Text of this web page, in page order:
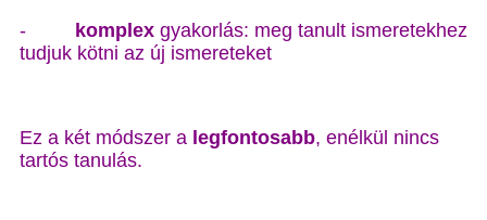
-
komplex gyakorlás: meg tanult ismeretekhez
tudjuk kötni az új ismereteket
Ez a két módszer a legfontosabb, enélkül nincs
tartós tanulás.